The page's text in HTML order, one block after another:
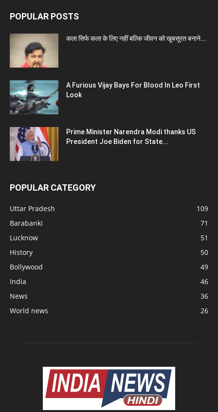
POPULAR POSTS
कला सिर्फ कला के लिए नहीं बल्कि जीवन को खूबसूरत बनाने...
A Furious Vijay Bays For Blood In Leo First
Look
Prime Minister Narendra Modi thanks US
President Joe Biden for State...
POPULAR CATEGORY
Uttar Pradesh
109
Barabanki
71
Lucknow
51
History
50
Bollywood
49
India
46
News
36
World news
26